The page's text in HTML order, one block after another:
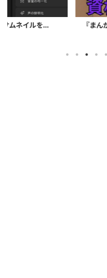
『まんがで合格！生成AIパ